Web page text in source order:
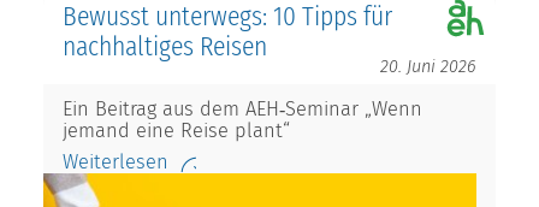
Bewusst unterwegs: 10 Tipps für
nachhaltiges Reisen
20. Juni 2026
Ein Beitrag aus dem AEH‑Seminar „Wenn
jemand eine Reise plant“
Weiterlesen